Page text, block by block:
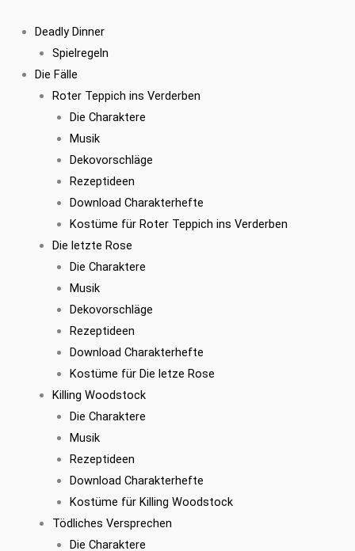
Inhalt
springen
Deadly Dinner
Spielregeln
Die Fälle
Roter Teppich ins Verderben
Die Charaktere
Musik
Dekovorschläge
Rezeptideen
Download Charakterhefte
Kostüme für Roter Teppich ins Verderben
Die letzte Rose
Die Charaktere
Musik
Dekovorschläge
Rezeptideen
Download Charakterhefte
Kostüme für Die letze Rose
Killing Woodstock
Die Charaktere
Musik
Rezeptideen
Download Charakterhefte
Kostüme für Killing Woodstock
Tödliches Versprechen
Die Charaktere